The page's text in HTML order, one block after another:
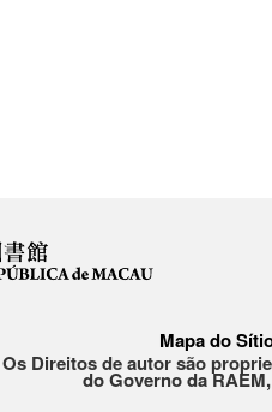
Mapa do
Os Direitos de autor são
do Governo da